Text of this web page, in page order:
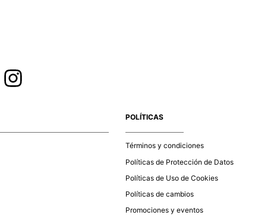
POLÍTICAS
Términos y condiciones
Políticas de Protección de Datos
Políticas de Uso de Cookies
Políticas de cambios
Promociones y eventos